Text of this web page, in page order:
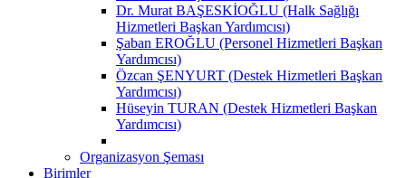
Dr. Murat BAŞESKİOĞLU (Halk Sağlığı
Hizmetleri Başkan Yardımcısı)
Şaban EROĞLU (Personel Hizmetleri Başkan
Yardımcısı)
Özcan ŞENYURT (Destek Hizmetleri Başkan
Yardımcısı)
Hüseyin TURAN (Destek Hizmetleri Başkan
Yardımcısı)
Organizasyon Şeması
Birimler